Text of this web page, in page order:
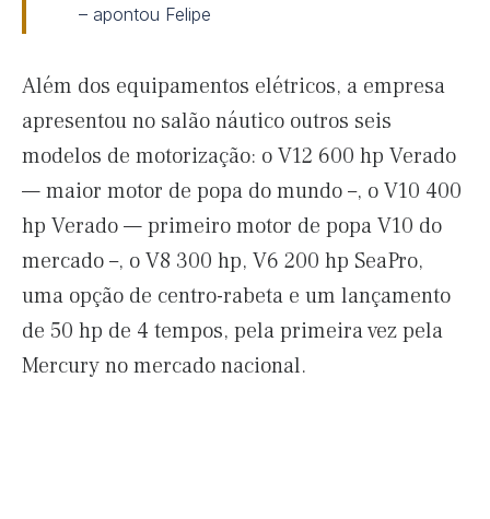
– apontou Felipe
Além dos equipamentos elétricos, a empresa
apresentou no salão náutico outros seis
modelos de motorização: o V12 600 hp Verado
— maior motor de popa do mundo –, o V10 400
hp Verado — primeiro motor de popa V10 do
mercado –, o V8 300 hp, V6 200 hp SeaPro,
uma opção de centro-rabeta e um lançamento
de 50 hp de 4 tempos, pela primeira vez pela
Mercury no mercado nacional.